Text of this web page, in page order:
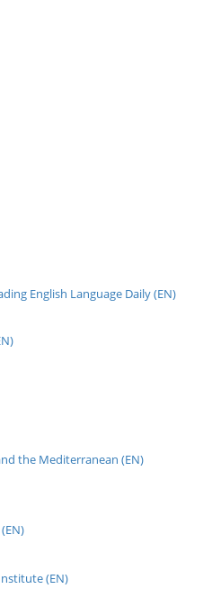
English Language Daily (EN)
the Mediterranean (EN)
(EN)